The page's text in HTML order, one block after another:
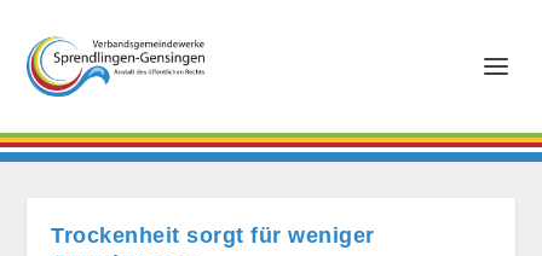
Trockenheit sorgt für weniger